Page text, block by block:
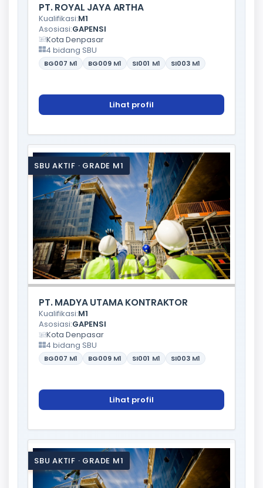
PT. ROYAL JAYA ARTHA
Kualifikasi:M1
Asosiasi:GAPENSI
Kota Denpasar
4 bidang SBU
BG007 M1 BG009 M1 SI001 M1 SI003 M1
Lihat profil
SBU AKTIF · GRADE M1
PT. MADYA UTAMA KONTRAKTOR
Kualifikasi:M1
Asosiasi:GAPENSI
Kota Denpasar
4 bidang SBU
BG007 M1 BG009 M1 SI001 M1 SI003 M1
Lihat profil
SBU AKTIF · GRADE M1